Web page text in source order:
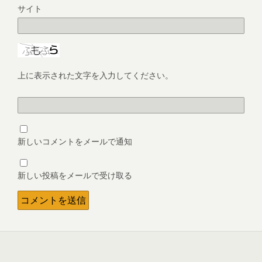
サイト
上に表示された文字を入力してください。
新しいコメントをメールで通知
新しい投稿をメールで受け取る